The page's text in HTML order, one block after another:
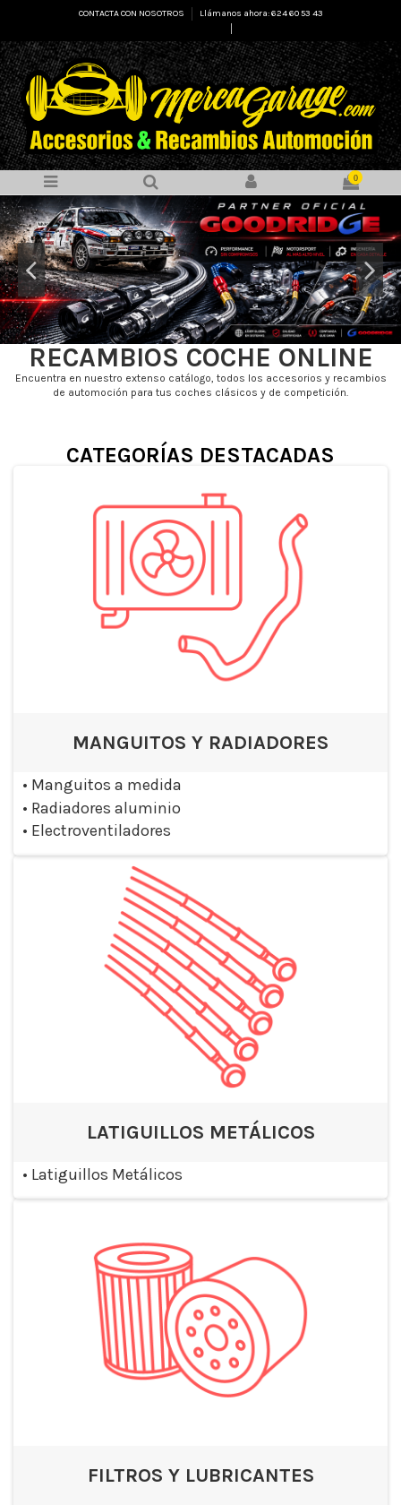
CONTACTA CON NOSOTROS
Llámanos ahora: 624 60 53 43
0
RECAMBIOS COCHE ONLINE
Encuentra en nuestro extenso catálogo, todos los accesorios y recambios
de automoción para tus coches clásicos y de competición.
CATEGORÍAS DESTACADAS
MANGUITOS Y RADIADORES
• Manguitos a medida
• Radiadores aluminio
• Electroventiladores
LATIGUILLOS METÁLICOS
• Latiguillos Metálicos
FILTROS Y LUBRICANTES